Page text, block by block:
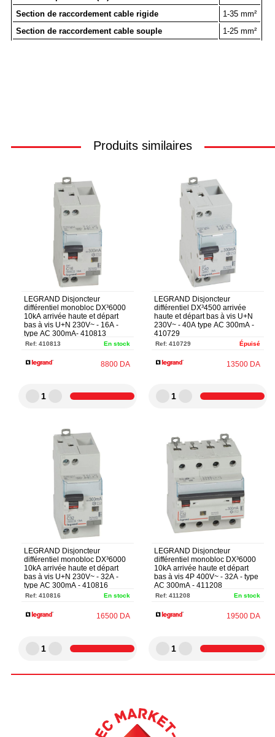
Section de raccordement cable rigide
1-35 mm²
Section de raccordement cable souple
1-25 mm²
Produits similaires
LEGRAND Disjoncteur
différentiel monobloc DX³6000
10kA arrivée haute et départ
bas à vis U+N 230V~ - 16A -
type AC 300mA- 410813
Ref: 410813 En stock
8800 DA
1
LEGRAND Disjoncteur
différentiel DX³4500 arrivée
haute et départ bas à vis U+N
230V~ - 40A type AC 300mA -
410729
Ref: 410729 Épuisé
13500 DA
1
LEGRAND Disjoncteur
différentiel monobloc DX³6000
10kA arrivée haute et départ
bas à vis U+N 230V~ - 32A -
type AC 300mA - 410816
Ref: 410816 En stock
16500 DA
1
LEGRAND Disjoncteur
différentiel monobloc DX³6000
10kA arrivée haute et départ
bas à vis 4P 400V~ - 32A - type
AC 300mA - 411208
Ref: 411208 En stock
19500 DA
1